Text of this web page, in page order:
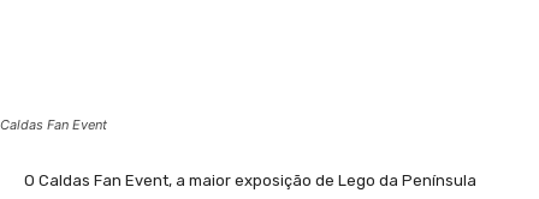
Caldas Fan Event
O Caldas Fan Event, a maior exposição de Lego da Península